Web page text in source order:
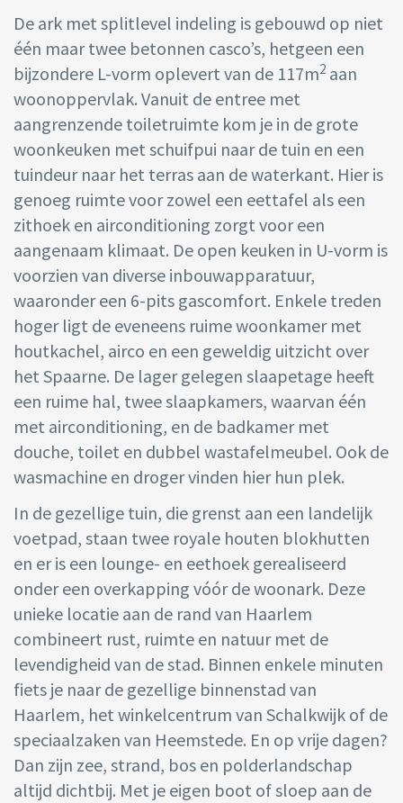
De ark met splitlevel indeling is gebouwd op niet
één maar twee betonnen casco’s, hetgeen een
bijzondere L-vorm oplevert van de 117m2 aan
woonoppervlak. Vanuit de entree met
aangrenzende toiletruimte kom je in de grote
woonkeuken met schuifpui naar de tuin en een
tuindeur naar het terras aan de waterkant. Hier is
genoeg ruimte voor zowel een eettafel als een
zithoek en airconditioning zorgt voor een
aangenaam klimaat. De open keuken in U-vorm is
voorzien van diverse inbouwapparatuur,
waaronder een 6-pits gascomfort. Enkele treden
hoger ligt de eveneens ruime woonkamer met
houtkachel, airco en een geweldig uitzicht over
het Spaarne. De lager gelegen slaapetage heeft
een ruime hal, twee slaapkamers, waarvan één
met airconditioning, en de badkamer met
douche, toilet en dubbel wastafelmeubel. Ook de
wasmachine en droger vinden hier hun plek.
In de gezellige tuin, die grenst aan een landelijk
voetpad, staan twee royale houten blokhutten
en er is een lounge- en eethoek gerealiseerd
onder een overkapping vóór de woonark. Deze
unieke locatie aan de rand van Haarlem
combineert rust, ruimte en natuur met de
levendigheid van de stad. Binnen enkele minuten
fiets je naar de gezellige binnenstad van
Haarlem, het winkelcentrum van Schalkwijk of de
speciaalzaken van Heemstede. En op vrije dagen?
Dan zijn zee, strand, bos en polderlandschap
altijd dichtbij. Met je eigen boot of sloep aan de